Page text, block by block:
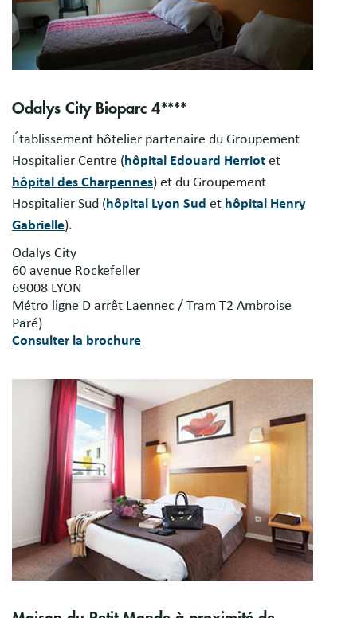
Odalys City Bioparc 4****
Établissement hôtelier partenaire du Groupement
Hospitalier Centre (hôpital Edouard Herriot et
hôpital des Charpennes) et du Groupement
Hospitalier Sud (hôpital Lyon Sud et hôpital Henry
Gabrielle).
Odalys City
60 avenue Rockefeller
69008 LYON
Métro ligne D arrêt Laennec / Tram T2 Ambroise
Paré)
Consulter la brochure